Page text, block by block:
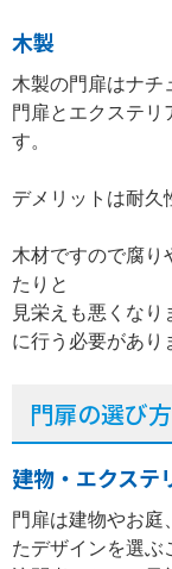
木製
木製の門扉はナチ
門扉とエクステリ
す。
デメリットは耐久
木材ですので腐り
たりと
見栄えも悪くな
に行う必要があり
門扉の選び方
建物・エクステ
門扉は建物やお庭
たデザインを選ぶ